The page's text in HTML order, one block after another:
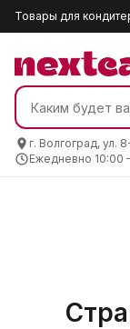
Товары для
г. Волгоград, ул.
Ежедневно 10:00